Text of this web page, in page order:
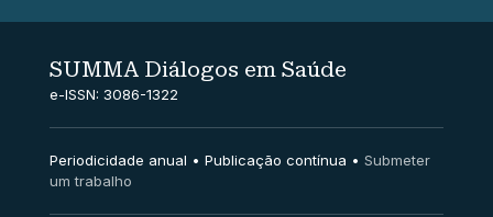
SUMMA Diálogos em Saúde
e-ISSN: 3086-1322
Periodicidade anual • Publicação contínua • Submeter
um trabalho